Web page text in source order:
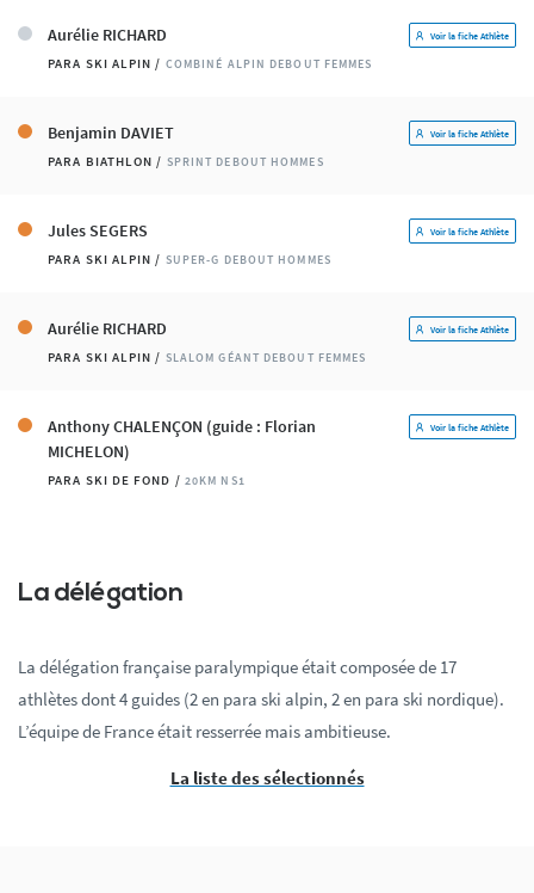
PARA SKI ALPIN / COMBINÉ ALPIN DEBOUT FEMMES
Aurélie RICHARD Voir la fiche Athlète
PARA BIATHLON / SPRINT DEBOUT HOMMES
Benjamin DAVIET Voir la fiche Athlète
PARA SKI ALPIN / SUPER-G DEBOUT HOMMES
Jules SEGERS Voir la fiche Athlète
PARA SKI ALPIN / SLALOM GÉANT DEBOUT FEMMES
Aurélie RICHARD Voir la fiche Athlète
PARA SKI DE FOND / 20KM NS1
Anthony CHALENÇON (guide : Florian
MICHELON)
Voir la fiche Athlète
La délégation
La délégation française paralympique était composée de 17
athlètes dont 4 guides (2 en para ski alpin, 2 en para ski nordique).
L’équipe de France était resserrée mais ambitieuse.
La liste des sélectionnés